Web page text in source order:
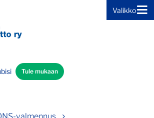
Valikko
Tule mukaan